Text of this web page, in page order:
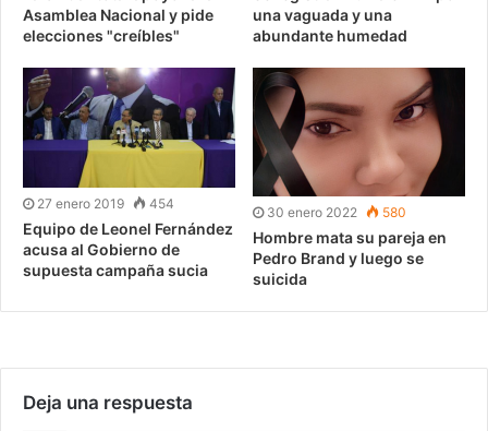
Asamblea Nacional y pide
elecciones "creíbles"
una vaguada y una
abundante humedad
27 enero 2019 454
Equipo de Leonel Fernández
acusa al Gobierno de
supuesta campaña sucia
30 enero 2022 580
Hombre mata su pareja en
Pedro Brand y luego se
suicida
Deja una respuesta